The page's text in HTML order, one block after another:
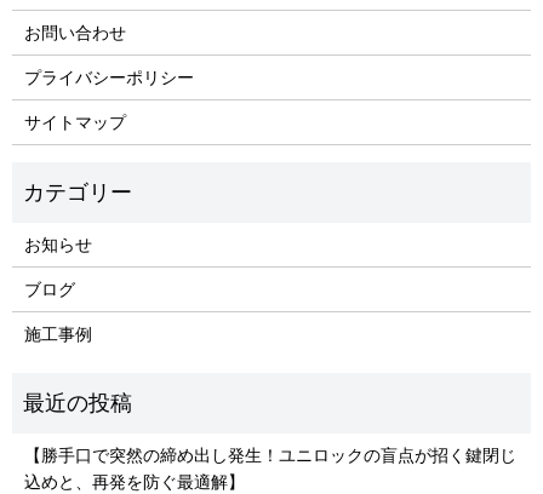
お問い合わせ
プライバシーポリシー
サイトマップ
お知らせ
ブログ
施工事例
【勝手口で突然の締め出し発生！ユニロックの盲点が招く鍵閉じ
込めと、再発を防ぐ最適解】